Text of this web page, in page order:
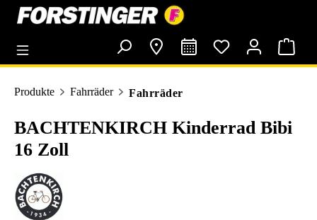
springen
Produkte Fahrräder Fahrräder
BACHTENKIRCH Kinderrad Bibi
16 Zoll